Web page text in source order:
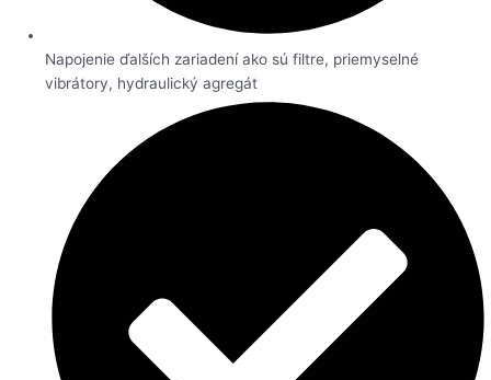
Napojenie ďalších zariadení ako sú filtre, priemyselné
vibrátory, hydraulický agregát